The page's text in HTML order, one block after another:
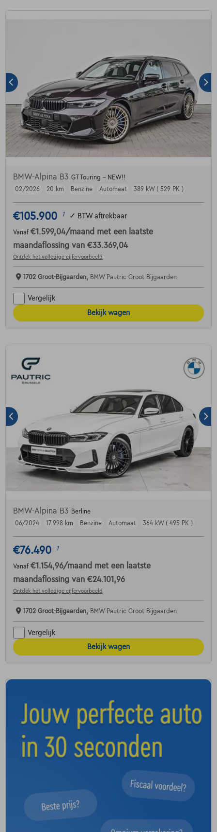
BMW-Alpina B3 GT Touring - NEW!!
02/2026
20 km Benzine Automaat 389 kW ( 529 PK )
€105.900 1 ✓ BTW aftrekbaar
Vanaf €1.599,04/maand met een laatste
maandaflossing van €33.369,04
Ontdek het volledige cijfervoorbeeld
1702 Groot-Bijgaarden, BMW Pautric Groot Bijgaarden
Vergelijk
Bekijk wagen
BMW-Alpina B3 Berline
06/2024
17.998 km Benzine Automaat 364 kW ( 495 PK )
€76.490 1
Vanaf €1.154,96/maand met een laatste
maandaflossing van €24.101,96
Ontdek het volledige cijfervoorbeeld
1702 Groot-Bijgaarden, BMW Pautric Groot Bijgaarden
Vergelijk
Bekijk wagen